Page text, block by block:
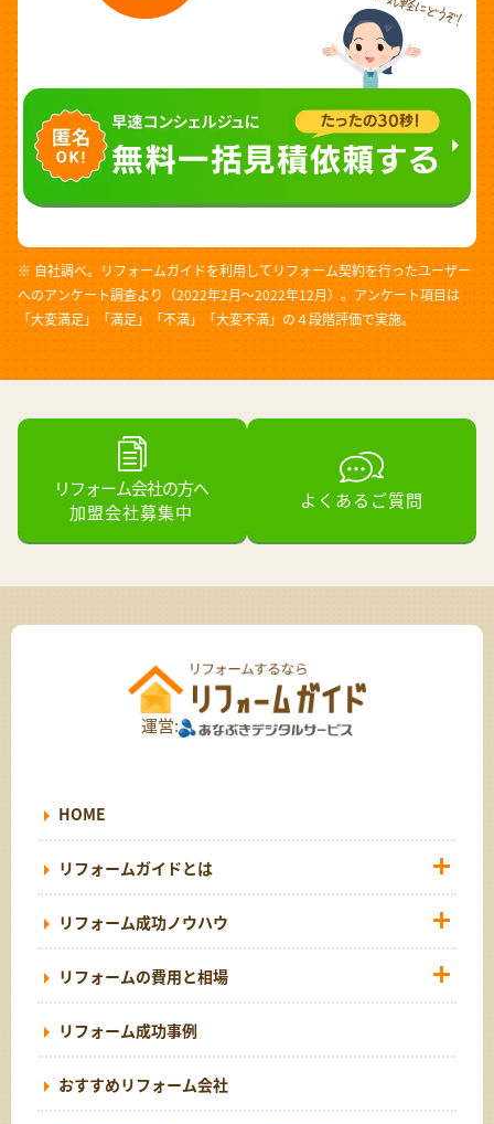
※ 自社調べ。リフォームガイドを利用してリフォーム契約を行ったユーザー
へのアンケート調査より（2022年2月～2022年12月）。アンケート項目は
「大変満足」「満足」「不満」「大変不満」の４段階評価で実施。
リフォーム会社の方へ
加盟会社募集中
よくあるご質問
運営:
HOME
リフォームガイドとは
リフォーム成功ノウハウ
リフォームの費用と相場
リフォーム成功事例
おすすめリフォーム会社